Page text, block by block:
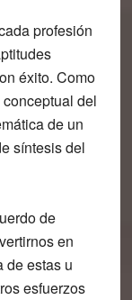
profesión
éxito. Como
del
de un
síntesis del
de
en
de estas u
esfuerzos